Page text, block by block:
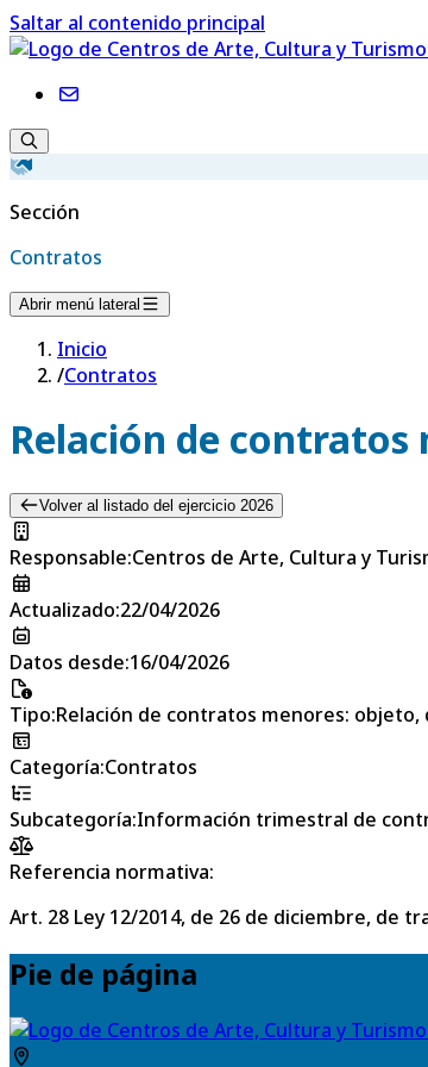
Saltar al contenido principal
Sección
Contratos
Abrir menú lateral
Inicio
/Contratos
Relación de contratos
Volver al listado del ejercicio 2026
Responsable:Centros de Arte, Cultura y
Actualizado:22/04/2026
Datos desde:16/04/2026
Tipo:Relación de contratos menores:
Categoría:Contratos
Subcategoría:Información trimestral de
Referencia normativa:
Art. 28 Ley 12/2014, de 26 de diciembre, de
Pie de página